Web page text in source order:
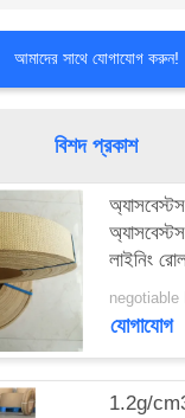
আমাদের সাথে যোগাযোগ করুন!
বিশদ প্রকাশ
অ্যাসবেস্টস
লাইনিং
negotiable
যোগাযোগ
1.2g/